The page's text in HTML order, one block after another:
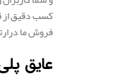
کسب دقیق از
فروش ما
عایق